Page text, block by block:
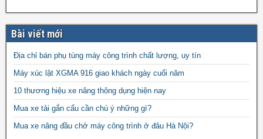
Bài viết mới
Địa chỉ bán phụ tùng máy công trình chất lượng, uy tín
Máy xúc lật XGMA 916 giao khách ngày cuối năm
10 thương hiệu xe nâng thông dụng hiện nay
Mua xe tải gắn cẩu cần chú ý những gì?
Mua xe nâng đầu chở máy công trình ở đâu Hà Nội?